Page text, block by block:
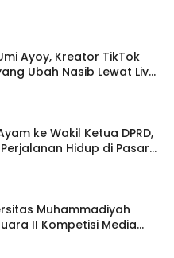
Ayoy, Kreator TikTok
Ubah Nasib Lewat Live
ke Wakil Ketua DPRD,
Hidup di Pasar
Muhammadiyah
II Kompetisi Media
Tingkat Internasional